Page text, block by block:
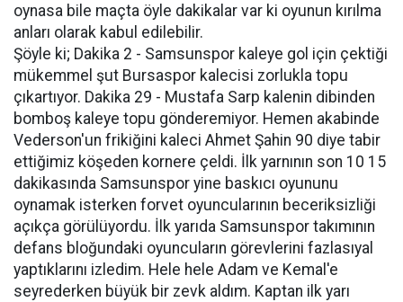
oynasa bile maçta öyle dakikalar var ki oyunun kırılma
anları olarak kabul edilebilir.
Şöyle ki; Dakika 2 - Samsunspor kaleye gol için çektiği
mükemmel şut Bursaspor kalecisi zorlukla topu
çıkartıyor. Dakika 29 - Mustafa Sarp kalenin dibinden
bomboş kaleye topu gönderemiyor. Hemen akabinde
Vederson'un frikiğini kaleci Ahmet Şahin 90 diye tabir
ettiğimiz köşeden kornere çeldi. İlk yarnının son 10 15
dakikasında Samsunspor yine baskıcı oyununu
oynamak isterken forvet oyuncularının beceriksizliği
açıkça görülüyordu. İlk yarıda Samsunspor takımının
defans bloğundaki oyuncuların görevlerini fazlasıyal
yaptıklarını izledim. Hele hele Adam ve Kemal'e
seyrederken büyük bir zevk aldım. Kaptan ilk yarı